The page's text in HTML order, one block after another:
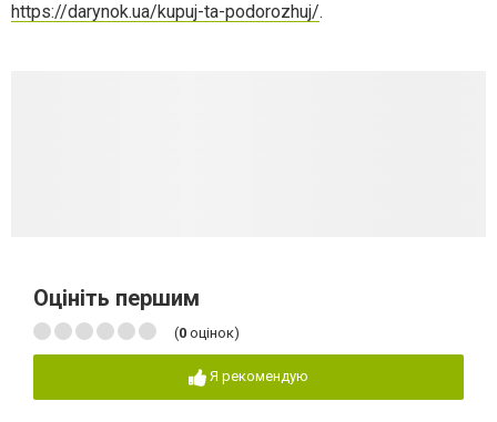
https://darynok.ua/kupuj-ta-podorozhuj/.
Оцініть першим
(0 оцінок)
Я рекомендую